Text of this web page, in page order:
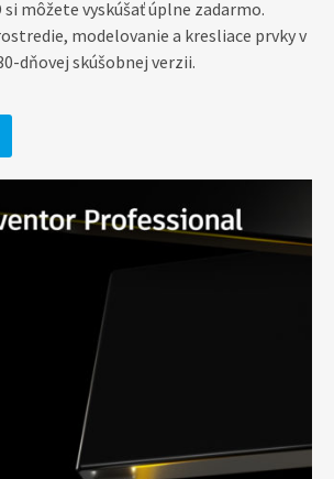
môžete vyskúšať úplne zadarmo.
modelovanie a kresliace prvky v
dňovej skúšobnej verzii.